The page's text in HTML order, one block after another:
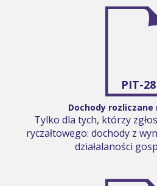
PIT-28
Dochody rozliczane
Tylko dla tych, którzy
ryczałtowego: dochody z
działalaności